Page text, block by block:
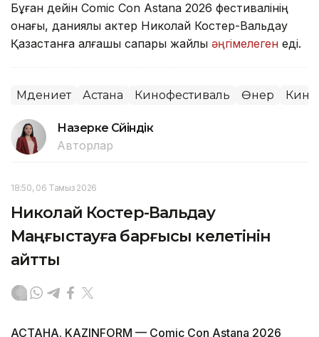
Бұған дейін Comic Con Astana 2026 фестивалінің
қонағы, даниялық актер Николай Костер-Вальдау
Қазақстанға алғашқы сапары жайлы әңгімелеген еді.
Мәдениет Астана Кинофестиваль Өнер Кино
Назерке Сүйіндік
Авторлар
18:50, 06 Тамыз 2026
Николай Костер-Вальдау
Маңғыстауға барғысы келетінін
айтты
АСТАНА. KAZINFORM — Comic Con Astana 2026